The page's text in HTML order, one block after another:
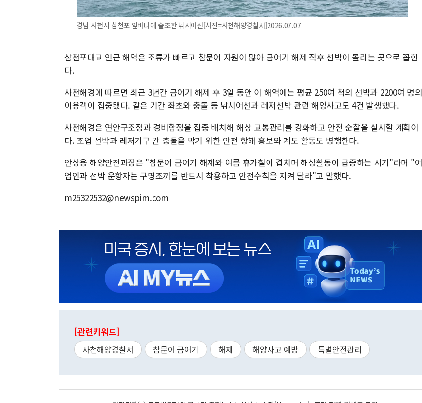
경남 사천시 삼천포 앞바다에 출조한 낚시어선[사진=사천해양경찰서]2026.07.07
삼천포대교 인근 해역은 조류가 빠르고 참문어 자원이 많아 금어기 해제 직후 선박이 몰리는 곳으로 꼽힌
다.
사천해경에 따르면 최근 3년간 금어기 해제 후 3일 동안 이 해역에는 평균 250여 척의 선박과 2200여 명의
이용객이 집중됐다. 같은 기간 좌초와 충돌 등 낚시어선과 레저선박 관련 해양사고도 4건 발생했다.
사천해경은 연안구조정과 경비함정을 집중 배치해 해상 교통관리를 강화하고 안전 순찰을 실시할 계획이
다. 조업 선박과 레저기구 간 충돌을 막기 위한 안전 항해 홍보와 계도 활동도 병행한다.
안상용 해양안전과장은 "참문어 금어기 해제와 여름 휴가철이 겹치며 해상활동이 급증하는 시기"라며 "어
업인과 선박 운항자는 구명조끼를 반드시 착용하고 안전수칙을 지켜 달라"고 말했다.
m25322532@newspim.com
[관련키워드]
사천해양경찰서 참문어 금어기 해제 해양사고 예방 특별안전관리